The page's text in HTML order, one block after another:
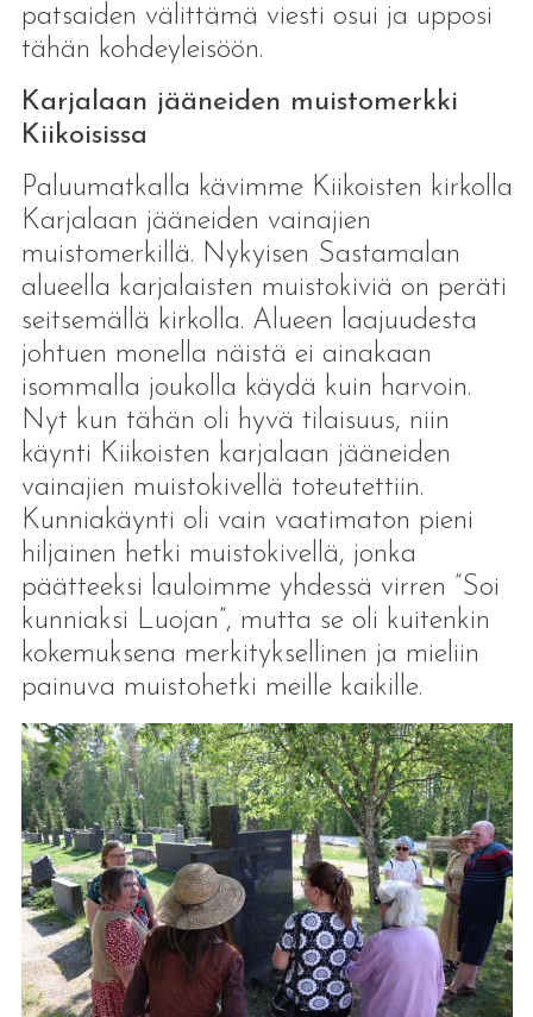
patsaiden välittämä viesti osui ja upposi
tähän kohdeyleisöön.
Karjalaan jääneiden muistomerkki
Kiikoisissa
Paluumatkalla kävimme Kiikoisten kirkolla
Karjalaan jääneiden vainajien
muistomerkillä. Nykyisen Sastamalan
alueella karjalaisten muistokiviä on peräti
seitsemällä kirkolla. Alueen laajuudesta
johtuen monella näistä ei ainakaan
isommalla joukolla käydä kuin harvoin.
Nyt kun tähän oli hyvä tilaisuus, niin
käynti Kiikoisten karjalaan jääneiden
vainajien muistokivellä toteutettiin.
Kunniakäynti oli vain vaatimaton pieni
hiljainen hetki muistokivellä, jonka
päätteeksi lauloimme yhdessä virren ”Soi
kunniaksi Luojan”, mutta se oli kuitenkin
kokemuksena merkityksellinen ja mieliin
painuva muistohetki meille kaikille.